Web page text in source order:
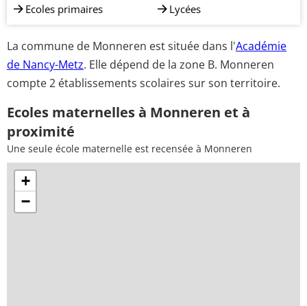
Ecoles primaires
Lycées
La commune de Monneren est située dans l'Académie
de Nancy-Metz. Elle dépend de la zone B. Monneren
compte 2 établissements scolaires sur son territoire.
Ecoles maternelles à Monneren et à
proximité
Une seule école maternelle est recensée à Monneren
+
−